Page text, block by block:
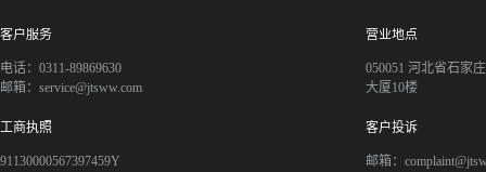
客户服务
电话：0311-89869630
邮箱：service@jtsww.com
营业地点
050051 河北省石家
大厦10楼
工商执照
91130000567397459Y
客户投诉
邮箱：